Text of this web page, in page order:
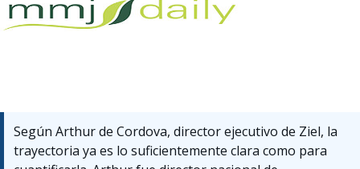
Según Arthur de Cordova, director ejecutivo de Ziel, la
trayectoria ya es lo suficientemente clara como para